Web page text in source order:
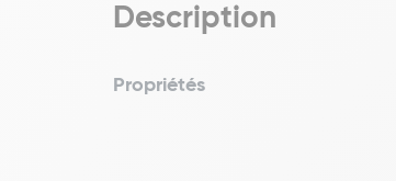
Description
Propriétés